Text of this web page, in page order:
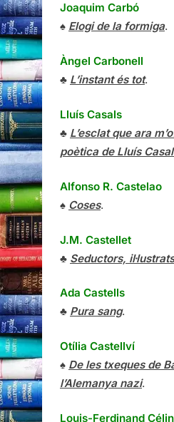
Joaquim Carbó
♠ Elogi de la formiga.
Àngel Carbonell
♣ L’instant és tot.
Lluís Casals
♣ L’esclat que ara
poètica de Lluís
Alfonso R. Castelao
♠ Coses.
J.M. Castellet
♣ Seductors,
Ada Castells
♣ Pura sang.
Otília Castellví
♠ De les txeques de
l’Alemanya nazi.
Louis-Ferdinand